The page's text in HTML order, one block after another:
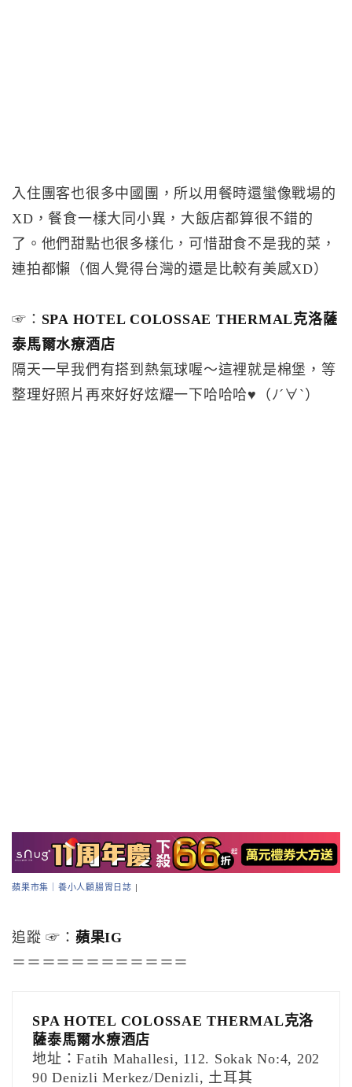
入住團客也很多中國團，所以用餐時還蠻像戰場的
XD，餐食一樣大同小異，大飯店都算很不錯的
了。他們甜點也很多樣化，可惜甜食不是我的菜，
連拍都懶（個人覺得台灣的還是比較有美感XD）
☞： SPA HOTEL COLOSSAE THERMAL克洛薩
泰馬爾水療酒店
隔天一早我們有搭到熱氣球喔～這裡就是棉堡，等
整理好照片再來好好炫耀一下哈哈哈♥（ﾉ´∀`）
蘋果市集｜養小人顧腸胃日誌 |
追蹤 ☞： 蘋果IG
＝＝＝＝＝＝＝＝＝＝＝＝
SPA HOTEL COLOSSAE THERMAL克洛
薩泰馬爾水療酒店
地址：Fatih Mahallesi, 112. Sokak No:4, 202
90 Denizli Merkez/Denizli, 土耳其